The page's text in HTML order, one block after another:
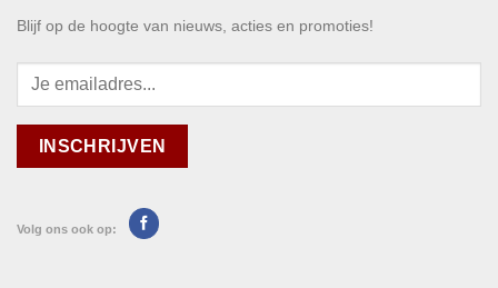
Blijf op de hoogte van nieuws, acties en promoties!
Volg ons ook op: